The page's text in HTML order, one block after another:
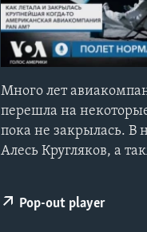
Много лет
перешла на
пока не закрылась. В
Алесь Кругляков, а
Pop-out player